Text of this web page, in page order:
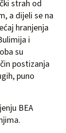
strah od
a dijeli se na
hranjenja
i
su
postizanja
puno
BEA